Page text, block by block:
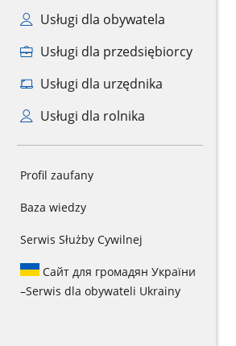
Usługi dla obywatela
Usługi dla przedsiębiorcy
Usługi dla urzędnika
Usługi dla rolnika
Profil zaufany
Baza wiedzy
Serwis Służby Cywilnej
Сайт для громадян України
–Serwis dla obywateli Ukrainy